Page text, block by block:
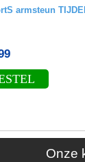
armsteun
Onze